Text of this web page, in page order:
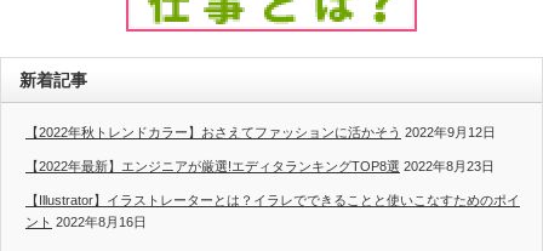
新着記事
【2022年秋トレンドカラー】おさえてファッションに活かそう 2022年9月12日
【2022年最新】エンジニアが厳選!エディタランキングTOP8選 2022年8月23日
【Illustrator】イラストレーターとは？イラレでできることと使いこなすためのポイ
ント 2022年8月16日